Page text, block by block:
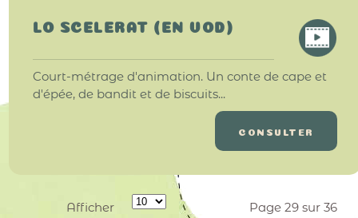
LO SCELERAT (EN VOD)
Court-métrage d'animation. Un conte de cape et
d'épée, de bandit et de biscuits...
CONSULTER
Afficher Page 29 sur 36